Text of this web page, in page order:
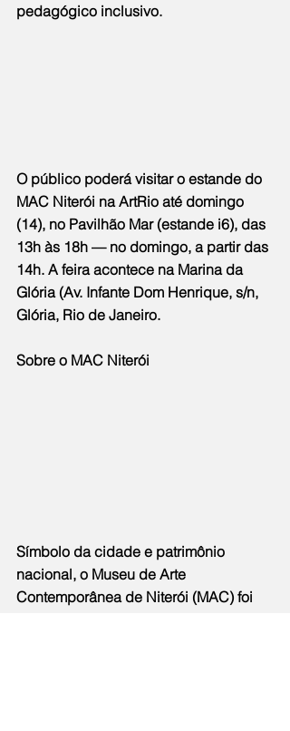
pedagógico inclusivo.
O público poderá visitar o estande do
MAC Niterói na ArtRio até domingo
(14), no Pavilhão Mar (estande i6), das
13h às 18h — no domingo, a partir das
14h. A feira acontece na Marina da
Glória (Av. Infante Dom Henrique, s/n,
Glória, Rio de Janeiro.
Sobre o MAC Niterói
Símbolo da cidade e patrimônio
nacional, o Museu de Arte
Contemporânea de Niterói (MAC) foi